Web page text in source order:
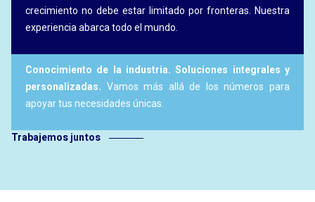
crecimiento no debe estar limitado por fronteras. Nuestra
experiencia abarca todo el mundo.
Conocimiento de la industria. Soluciones integrales y
personalizadas. Vamos más allá de los números para
apoyar tus necesidades únicas.
Trabajemos juntos